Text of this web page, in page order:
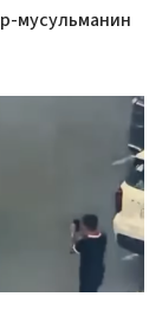
мусульманин